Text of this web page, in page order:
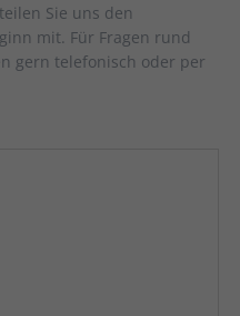
Sie uns den
mit. Für Fragen rund
gern telefonisch oder per